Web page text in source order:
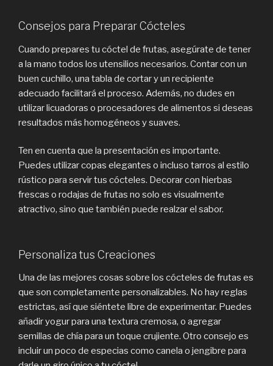
Consejos para Preparar Cócteles
Cuando prepares tu cóctel de frutas, asegúrate de tener
a la mano todos los utensilios necesarios. Contar con un
buen cuchillo, una tabla de cortar y un recipiente
adecuado facilitará el proceso. Además, no dudes en
utilizar licuadoras o procesadores de alimentos si deseas
resultados más homogéneos y suaves.
Ten en cuenta que la presentación es importante.
Puedes utilizar copas elegantes o incluso tarros al estilo
rústico para servir tus cócteles. Decorar con hierbas
frescas o rodajas de frutas no solo es visualmente
atractivo, sino que también puede realzar el sabor.
Personaliza tus Creaciones
Una de las mejores cosas sobre los cócteles de frutas es
que son completamente personalizables. No hay reglas
estrictas, así que siéntete libre de experimentar. Puedes
añadir yogur para una textura cremosa, o agregar
semillas de chía para un toque crujiente. Otro consejo es
incluir un poco de especias como canela o jengibre para